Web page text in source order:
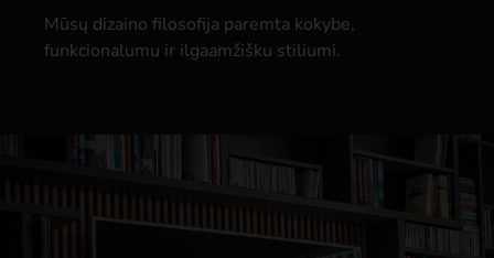
Mūsų dizaino filosofija paremta kokybe,
funkcionalumu ir ilgaamžišku stiliumi.